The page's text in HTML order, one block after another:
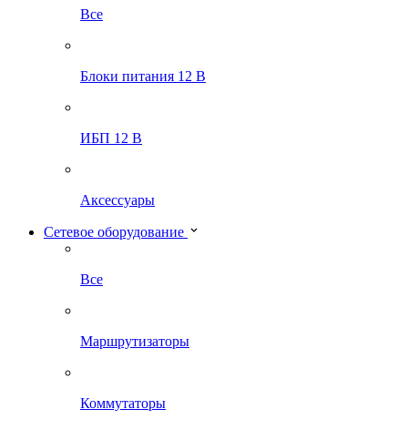
Все
Блоки питания 12 В
ИБП 12 В
Аксессуары
Сетевое оборудование
Все
Маршрутизаторы
Коммутаторы